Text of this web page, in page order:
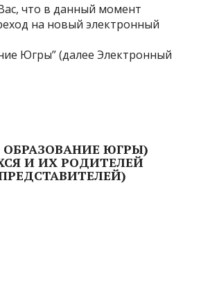
что в данный момент
на новый электронный
Югры” (далее Электронный